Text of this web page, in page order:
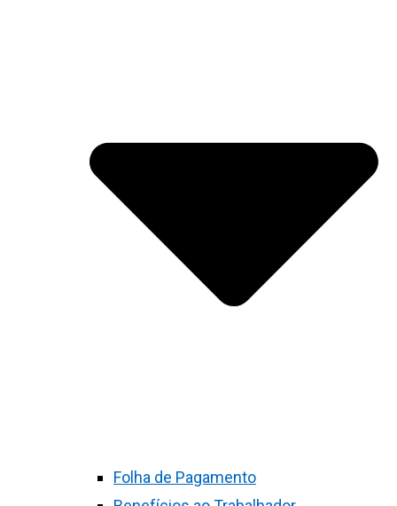
Folha de Pagamento